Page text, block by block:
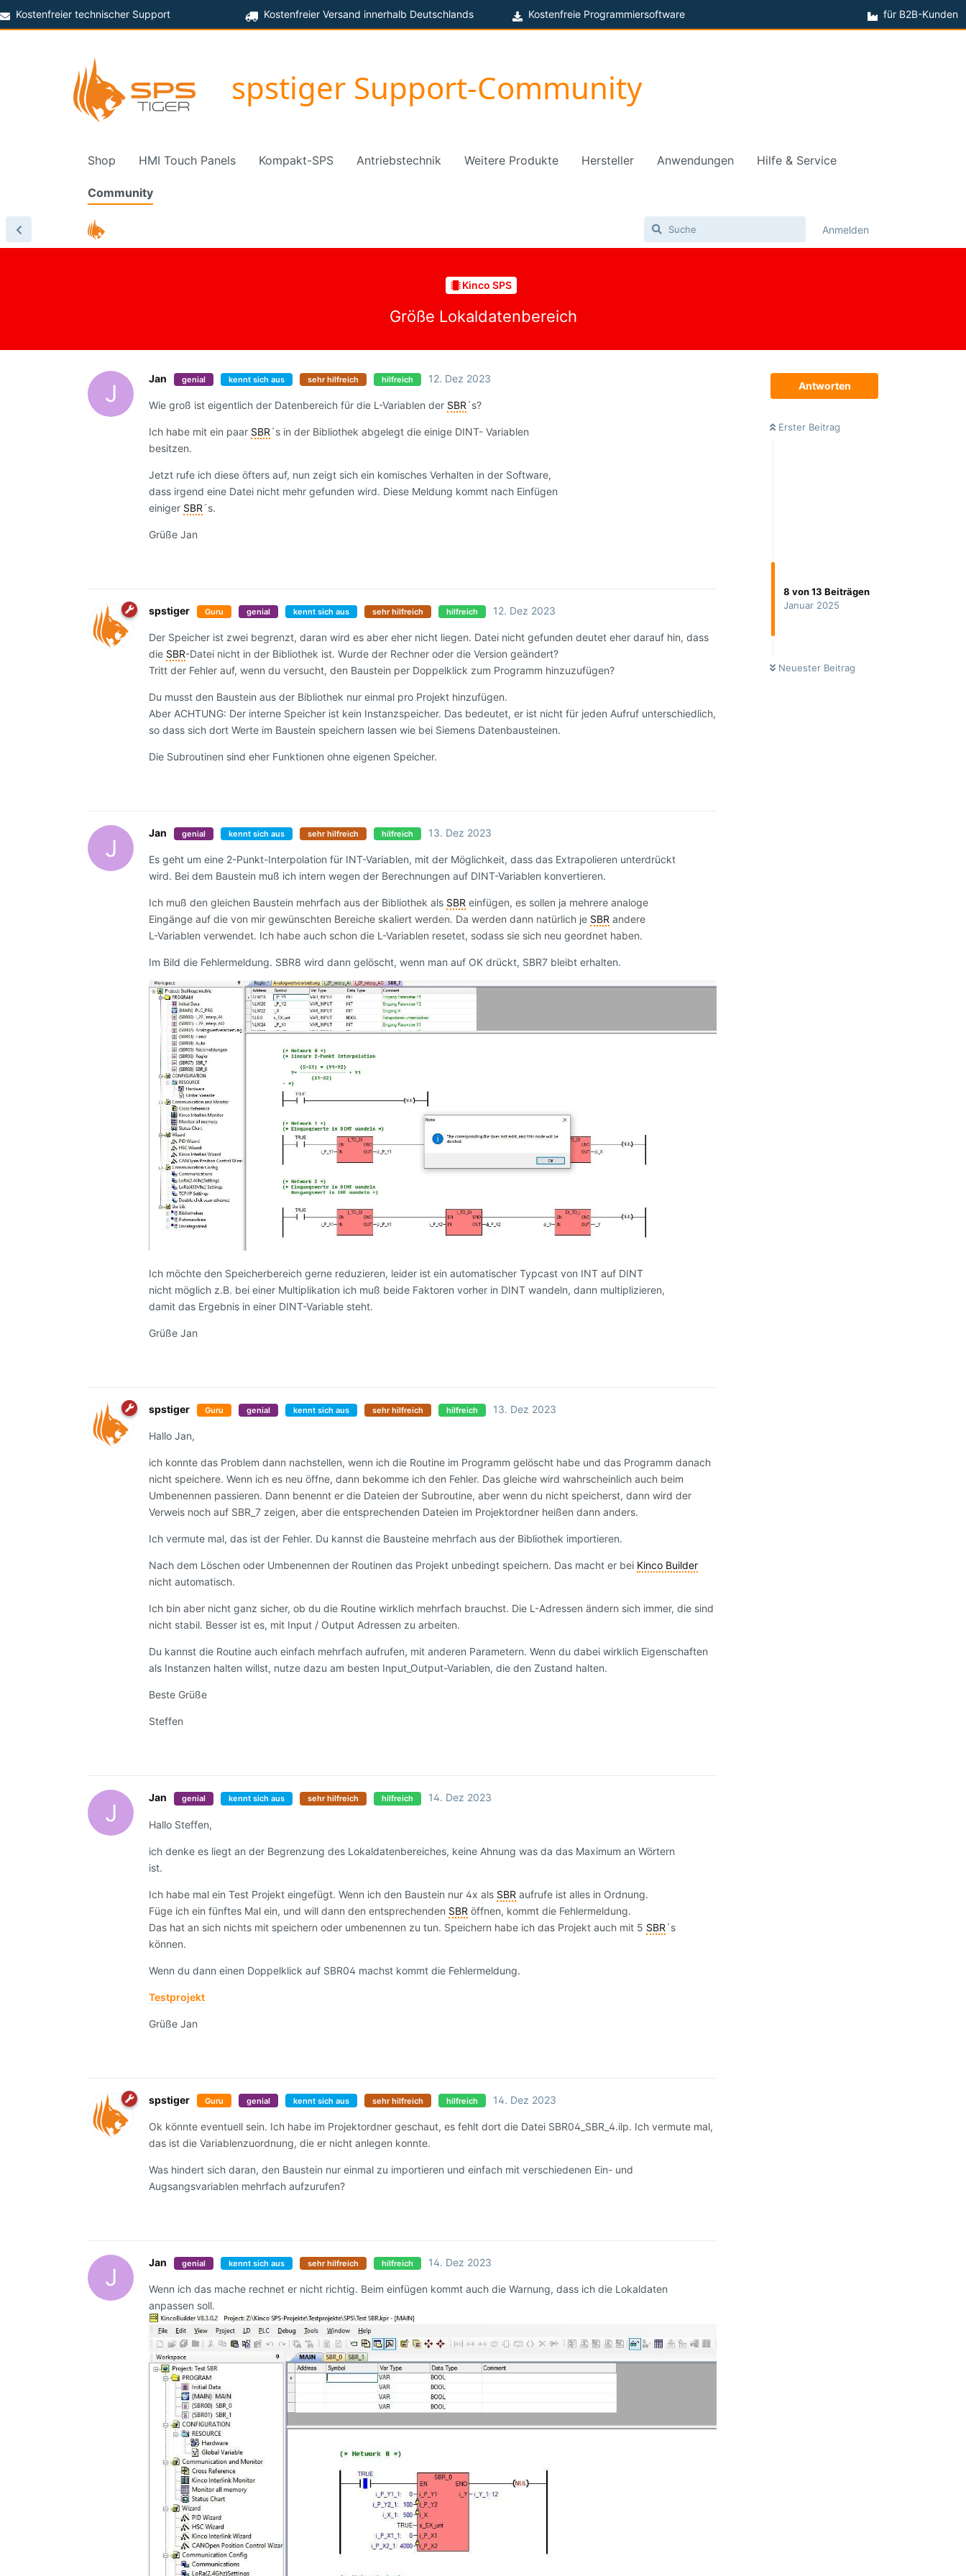
Kostenfreier technischer Support Kostenfreier Versand innerhalb Deutschlands Kostenfreie Programmiersoftware für B2B-Kunden
spstiger Support-Community
Shop HMI Touch Panels Kompakt-SPS Antriebstechnik Weitere Produkte Hersteller Anwendungen Hilfe & Service
Community
Anmelden
Kinco SPS
Größe Lokaldatenbereich
Antworten
Erster Beitrag
8 von13 Beiträgen
Januar 2025
Neuester Beitrag
J
Jan genial kennt sich aus sehr hilfreich hilfreich 12. Dez 2023
Wie groß ist eigentlich der Datenbereich für die L-Variablen der SBR ´s?
Ich habe mit ein paar SBR ´s in der Bibliothek abgelegt die einige DINT- Variablen
besitzen.
Jetzt rufe ich diese öfters auf, nun zeigt sich ein komisches Verhalten in der Software,
dass irgend eine Datei nicht mehr gefunden wird. Diese Meldung kommt nach Einfügen
einiger SBR ´s.
Grüße Jan
spstiger Guru genial kennt sich aus sehr hilfreich hilfreich 12. Dez 2023
Der Speicher ist zwei begrenzt, daran wird es aber eher nicht liegen. Datei nicht gefunden deutet eher darauf hin, dass
die SBR-Datei nicht in der Bibliothek ist. Wurde der Rechner oder die Version geändert?
Tritt der Fehler auf, wenn du versucht, den Baustein per Doppelklick zum Programm hinzuzufügen?
Du musst den Baustein aus der Bibliothek nur einmal pro Projekt hinzufügen.
Aber ACHTUNG: Der interne Speicher ist kein Instanzspeicher. Das bedeutet, er ist nicht für jeden Aufruf unterschiedlich,
so dass sich dort Werte im Baustein speichern lassen wie bei Siemens Datenbausteinen.
Die Subroutinen sind eher Funktionen ohne eigenen Speicher.
J
Jan genial kennt sich aus sehr hilfreich hilfreich 13. Dez 2023
Es geht um eine 2-Punkt-Interpolation für INT-Variablen, mit der Möglichkeit, dass das Extrapolieren unterdrückt
wird. Bei dem Baustein muß ich intern wegen der Berechnungen auf DINT-Variablen konvertieren.
Ich muß den gleichen Baustein mehrfach aus der Bibliothek als SBR einfügen, es sollen ja mehrere analoge
Eingänge auf die von mir gewünschten Bereiche skaliert werden. Da werden dann natürlich je SBR andere
L-Variablen verwendet. Ich habe auch schon die L-Variablen resetet, sodass sie sich neu geordnet haben.
Im Bild die Fehlermeldung. SBR8 wird dann gelöscht, wenn man auf OK drückt, SBR7 bleibt erhalten.
Ich möchte den Speicherbereich gerne reduzieren, leider ist ein automatischer Typcast von INT auf DINT
nicht möglich z.B. bei einer Multiplikation ich muß beide Faktoren vorher in DINT wandeln, dann multiplizieren,
damit das Ergebnis in einer DINT-Variable steht.
Grüße Jan
spstiger Guru genial kennt sich aus sehr hilfreich hilfreich 13. Dez 2023
Hallo Jan,
ich konnte das Problem dann nachstellen, wenn ich die Routine im Programm gelöscht habe und das Programm danach
nicht speichere. Wenn ich es neu öffne, dann bekomme ich den Fehler. Das gleiche wird wahrscheinlich auch beim
Umbenennen passieren. Dann benennt er die Dateien der Subroutine, aber wenn du nicht speicherst, dann wird der
Verweis noch auf SBR_7 zeigen, aber die entsprechenden Dateien im Projektordner heißen dann anders.
Ich vermute mal, das ist der Fehler. Du kannst die Bausteine mehrfach aus der Bibliothek importieren.
Nach dem Löschen oder Umbenennen der Routinen das Projekt unbedingt speichern. Das macht er bei Kinco Builder
nicht automatisch.
Ich bin aber nicht ganz sicher, ob du die Routine wirklich mehrfach brauchst. Die L-Adressen ändern sich immer, die sind
nicht stabil. Besser ist es, mit Input / Output Adressen zu arbeiten.
Du kannst die Routine auch einfach mehrfach aufrufen, mit anderen Parametern. Wenn du dabei wirklich Eigenschaften
als Instanzen halten willst, nutze dazu am besten Input_Output-Variablen, die den Zustand halten.
Beste Grüße
Steffen
J
Jan genial kennt sich aus sehr hilfreich hilfreich 14. Dez 2023
Hallo Steffen,
ich denke es liegt an der Begrenzung des Lokaldatenbereiches, keine Ahnung was da das Maximum an Wörtern
ist.
Ich habe mal ein Test Projekt eingefügt. Wenn ich den Baustein nur 4x als SBR aufrufe ist alles in Ordnung.
Füge ich ein fünftes Mal ein, und will dann den entsprechenden SBR öffnen, kommt die Fehlermeldung.
Das hat an sich nichts mit speichern oder umbenennen zu tun. Speichern habe ich das Projekt auch mit 5 SBR ´s
können.
Wenn du dann einen Doppelklick auf SBR04 machst kommt die Fehlermeldung.
Testprojekt
Grüße Jan
spstiger Guru genial kennt sich aus sehr hilfreich hilfreich 14. Dez 2023
Ok könnte eventuell sein. Ich habe im Projektordner geschaut, es fehlt dort die Datei SBR04_SBR_4.ilp. Ich vermute mal,
das ist die Variablenzuordnung, die er nicht anlegen konnte.
Was hindert sich daran, den Baustein nur einmal zu importieren und einfach mit verschiedenen Ein- und
Augsangsvariablen mehrfach aufzurufen?
J
Jan genial kennt sich aus sehr hilfreich hilfreich 14. Dez 2023
Wenn ich das mache rechnet er nicht richtig. Beim einfügen kommt auch die Warnung, dass ich die Lokaldaten
anpassen soll.